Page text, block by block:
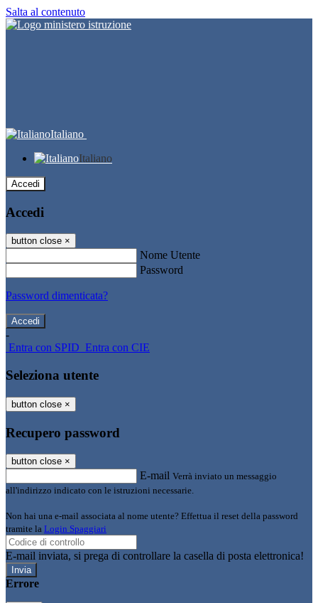
Salta al contenuto
Italiano
Italiano
Accedi
Accedi
button close ×
Nome Utente
Password
Password dimenticata?
-
Entra con SPID Entra con CIE
Seleziona utente
button close ×
Recupero password
button close ×
E-mail Verrà inviato un messaggio
all'indirizzo indicato con le istruzioni necessarie.
Non hai una e-mail associata al nome utente? Effettua il reset della password
tramite la Login Spaggiari
E-mail inviata, si prega di controllare la casella di posta elettronica!
Errore